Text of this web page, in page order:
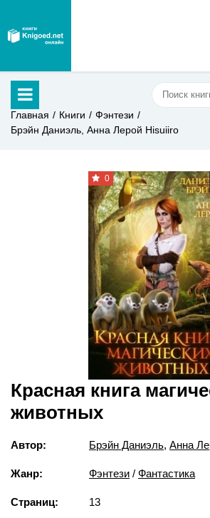
Главная Книги
Фэнтези
Брэйн Даниэль, Анна Лерой Hisuiiro
0
Красная книга
животных
Автор: Брэйн Даниэль, Анна
Жанр: Фэнтези / Фантастика
Страниц: 13